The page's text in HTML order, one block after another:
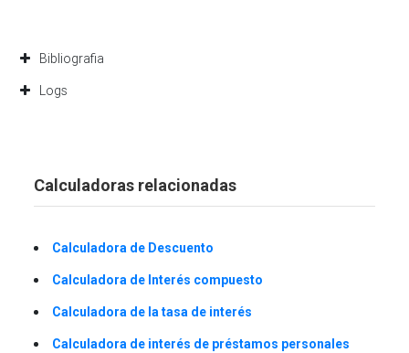
Bibliografia
Logs
Calculadoras relacionadas
Calculadora de Descuento
Calculadora de Interés compuesto
Calculadora de la tasa de interés
Calculadora de interés de préstamos personales